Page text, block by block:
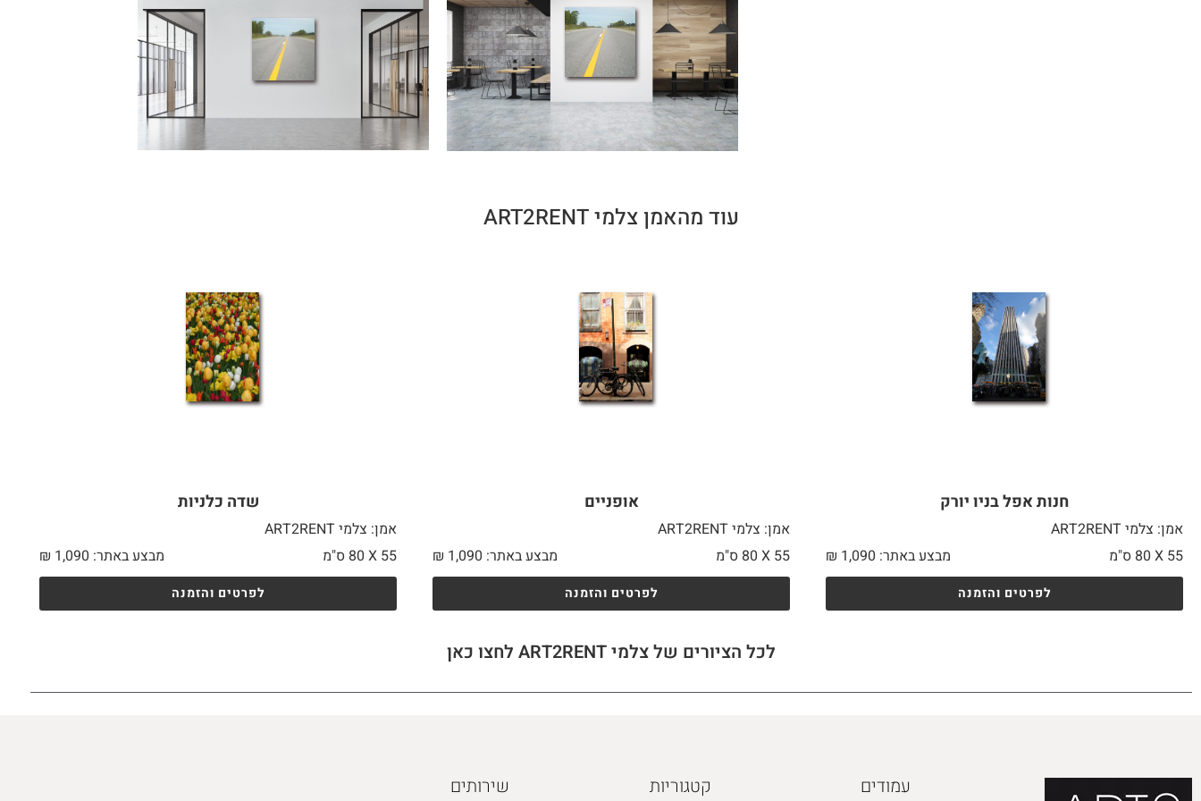
עוד מהאמן צלמי ART2RENT
חנות אפל בניו יורק
אמן: צלמי ART2RENT
55 X
מבצע באתר: ₪ 1,090
לפרטים והזמנה
אופניים
אמן: צלמי ART2RENT
55 X
מבצע באתר: ₪ 1,090
לפרטים והזמנה
שדה כלניות
אמן: צלמי ART2RENT
55 X
מבצע באתר: ₪ 1,090
לפרטים והזמנה
לכל הציורים של צלמי ART2RENT לחצו כאן
עמודים קטגוריות שירותים